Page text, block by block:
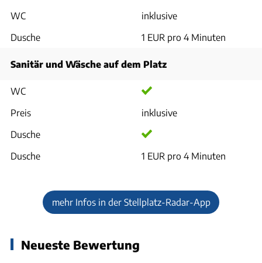
WC
inklusive
Dusche
1 EUR pro 4 Minuten
Sanitär und Wäsche auf dem Platz
WC
Preis
inklusive
Dusche
Dusche
1 EUR pro 4 Minuten
mehr Infos in der Stellplatz-Radar-App
Neueste Bewertung